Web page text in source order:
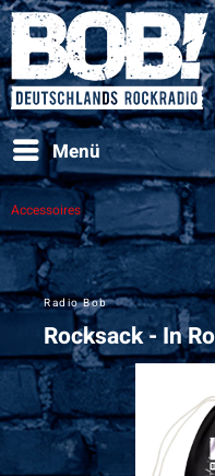
Menü
Accessoires
Radio Bob
Rocksack - In